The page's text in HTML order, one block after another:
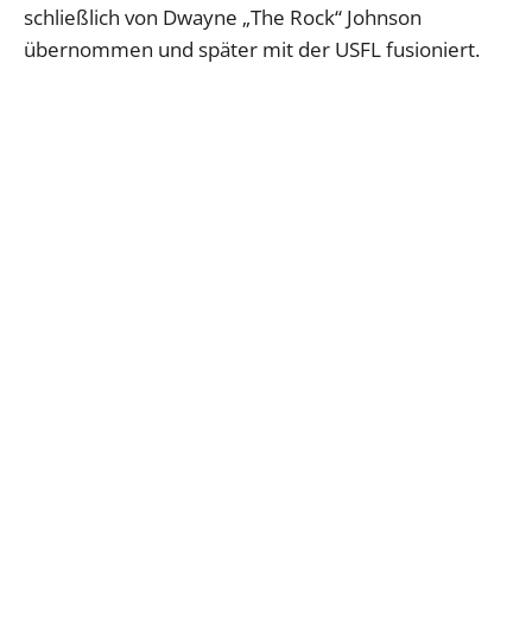
schließlich von Dwayne „The Rock“ Johnson
übernommen und später mit der USFL fusioniert.